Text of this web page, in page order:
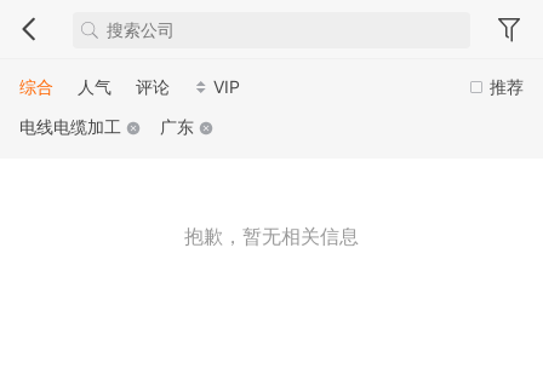
推荐
综合 人气 评论
VIP
电线电缆加工
广东
抱歉，暂无相关信息